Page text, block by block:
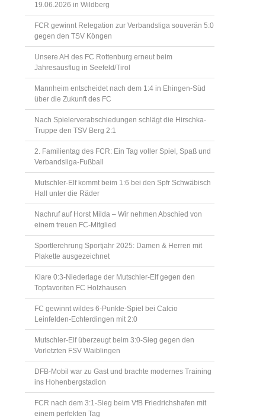
19.06.2026 in Wildberg
FCR gewinnt Relegation zur Verbandsliga souverän 5:0
gegen den TSV Köngen
Unsere AH des FC Rottenburg erneut beim
Jahresausflug in Seefeld/Tirol
Mannheim entscheidet nach dem 1:4 in Ehingen-Süd
über die Zukunft des FC
Nach Spielerverabschiedungen schlägt die Hirschka-
Truppe den TSV Berg 2:1
2. Familientag des FCR: Ein Tag voller Spiel, Spaß und
Verbandsliga-Fußball
Mutschler-Elf kommt beim 1:6 bei den Spfr Schwäbisch
Hall unter die Räder
Nachruf auf Horst Milda – Wir nehmen Abschied von
einem treuen FC-Mitglied
Sportlerehrung Sportjahr 2025: Damen & Herren mit
Plakette ausgezeichnet
Klare 0:3-Niederlage der Mutschler-Elf gegen den
Topfavoriten FC Holzhausen
FC gewinnt wildes 6-Punkte-Spiel bei Calcio
Leinfelden-Echterdingen mit 2:0
Mutschler-Elf überzeugt beim 3:0-Sieg gegen den
Vorletzten FSV Waiblingen
DFB-Mobil war zu Gast und brachte modernes Training
ins Hohenbergstadion
FCR nach dem 3:1-Sieg beim VfB Friedrichshafen mit
einem perfekten Tag